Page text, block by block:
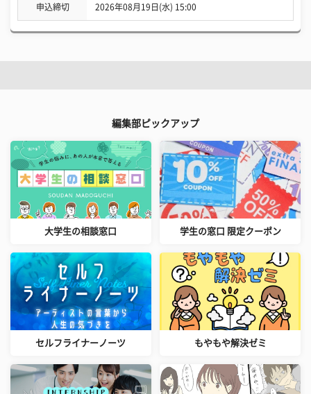
申込締切 2026年08月19日(水) 15:00
編集部ピックアップ
大学生の相談窓口 学生の窓口 限定クーポン
セルフライナーノーツ もやもや解決ゼミ